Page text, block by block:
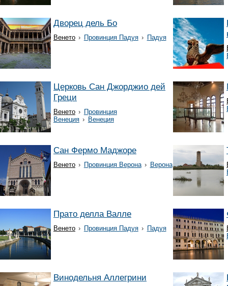
Дворец дель Бо
Венето › Провинция Падуя › Падуя
Церковь Сан Джорджио дей
Греци
Венето › Провинция
Венеция › Венеция
Сан Фермо Маджоре
Венето › Провинция Верона › Верона
Прато делла Валле
Венето › Провинция Падуя › Падуя
Винодельня Аллегрини